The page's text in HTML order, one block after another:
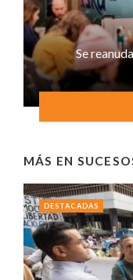
Se
MÁS EN
DESTACADAS